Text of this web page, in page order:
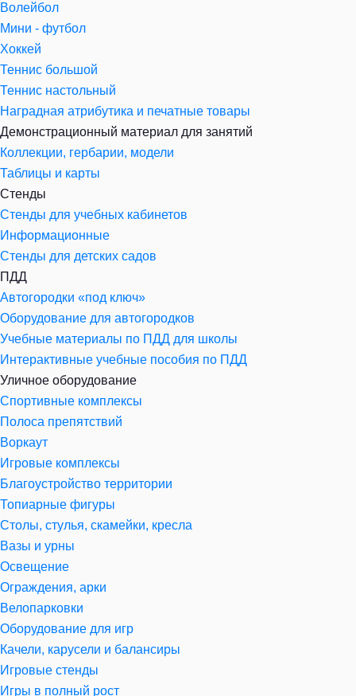
Волейбол
Мини - футбол
Хоккей
Теннис большой
Теннис настольный
Наградная атрибутика и печатные товары
Демонстрационный материал для занятий
Коллекции, гербарии, модели
Таблицы и карты
Стенды
Стенды для учебных кабинетов
Информационные
Стенды для детских садов
ПДД
Автогородки «под ключ»
Оборудование для автогородков
Учебные материалы по ПДД для школы
Интерактивные учебные пособия по ПДД
Уличное оборудование
Спортивные комплексы
Полоса препятствий
Воркаут
Игровые комплексы
Благоустройство территории
Топиарные фигуры
Столы, стулья, скамейки, кресла
Вазы и урны
Освещение
Ограждения, арки
Велопарковки
Оборудование для игр
Качели, карусели и балансиры
Игровые стенды
Игры в полный рост